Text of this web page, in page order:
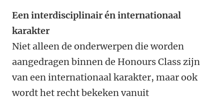
Een interdisciplinair én internationaal
karakter
Niet alleen de onderwerpen die worden
aangedragen binnen de Honours Class zijn
van een internationaal karakter, maar ook
wordt het recht bekeken vanuit